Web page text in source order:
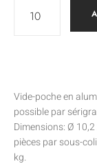
Vide-poche en
possible par
Dimensions: Ø
pièces par sous-
kg.